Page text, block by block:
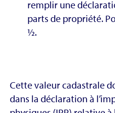
remplir une
parts de propriété.
½.
Cette valeur cadastrale
dans la déclaration à